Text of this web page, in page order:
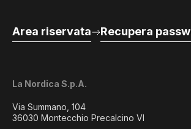
La Nordica S.p.A.
Via Summano, 104
36030 Montecchio Precalcino VI
Area riservata Recupera